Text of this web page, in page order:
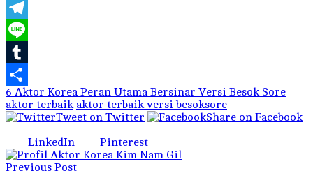
Copy
Link
Telegram
Line
Tumblr
Share
6 Aktor Korea Peran Utama Bersinar Versi Besok Sore
aktor terbaik aktor terbaik versi besoksore
Tweet on Twitter
Share on Facebook
LinkedIn
Pinterest
Previous Post